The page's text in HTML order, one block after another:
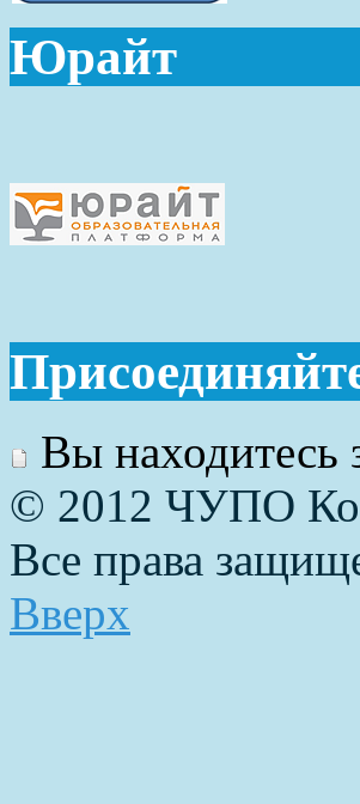
Юрайт
Вы находитесь
© 2012 ЧУПО
Все права
Вверх